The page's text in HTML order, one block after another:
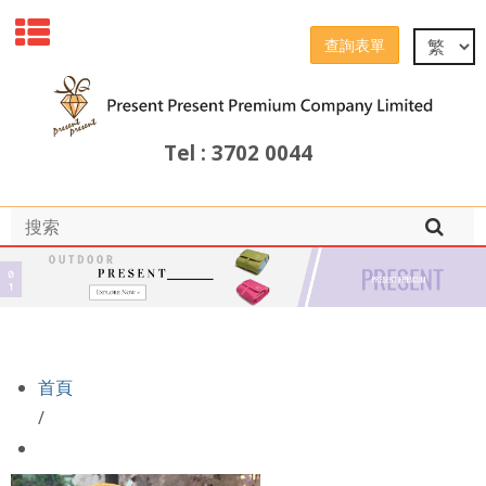
查詢表單
Tel : 3702 0044
首頁
/